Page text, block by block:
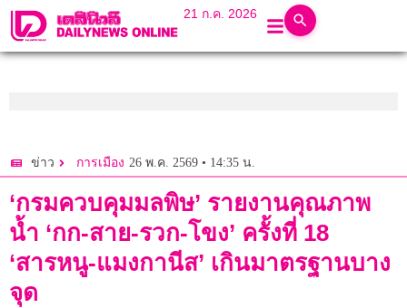
21 ก.ค. 2026
ข่าว การเมือง 26 พ.ค. 2569 • 14:35 น.
‘กรมควบคุมมลพิษ’ รายงานคุณภาพ
น้ำ ‘กก-สาย-รวก-โขง’ ครั้งที่ 18
‘สารหนู-แมงกานีส’ เกินมาตรฐานบาง
จุด